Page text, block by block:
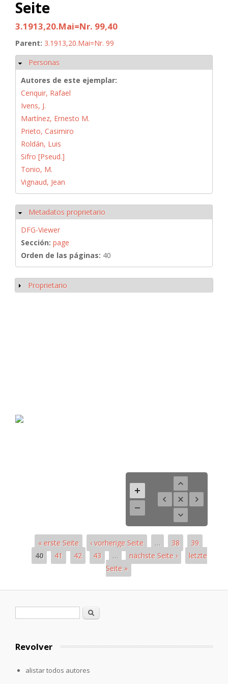
Seite
3.1913,20.Mai=Nr. 99,40
Parent: 3.1913,20.Mai=Nr. 99
Ocultar
Personas
Autores de este ejemplar:
Cenquir, Rafael
Ivens, J.
Martínez, Ernesto M.
Prieto, Casimiro
Roldán, Luis
Sifro [Pseud.]
Tonio, M.
Vignaud, Jean
Ocultar
Metadatos proprietario
DFG-Viewer
Sección: page
Orden de las páginas: 40
Mostrar
Proprietario
« erste Seite ‹ vorherige Seite … 38
39
40
41 42 43 … nächste Seite ›
letzte
Seite »
Formulario de búsqueda
Buscar
Revolver
alistar todos autores